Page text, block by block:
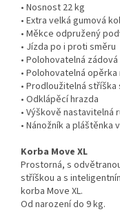
• Nosnost 22 kg
• Extra velká gumová
• Měkce odpružený
• Jízda po i proti směru
• Polohovatelná
• Polohovatelná opěrka
• Prodloužitelná
• Odklápěcí hrazda
• Výškově nastavitelná
• Nánožník a pláštěnka
Korba Move XL
Prostorná, s
stříškou a s
korba Move XL.
Od narození do 9 kg.